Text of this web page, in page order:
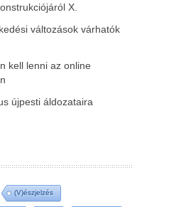
X.
változások várhatók
kell lenni az online
újpesti áldozataira
(V)észjelzés